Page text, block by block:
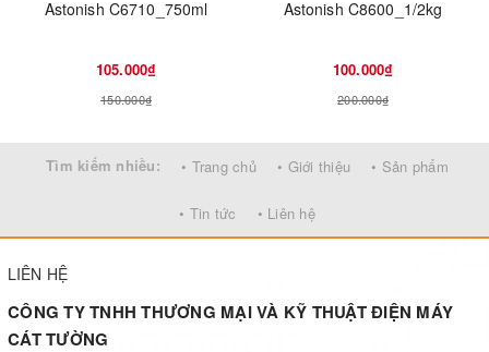
Astonish C6710_750ml
105.000₫
150.000₫
Astonish C8600_1/2kg
100.000₫
200.000₫
Tìm kiếm nhiều: • Trang chủ • Giới thiệu • Sản phẩm
• Tin tức • Liên hệ
LIÊN HỆ
CÔNG TY TNHH THƯƠNG MẠI VÀ KỸ THUẬT ĐIỆN MÁY
CÁT TƯỜNG